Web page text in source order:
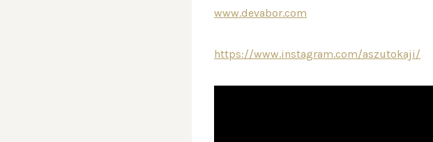
www.devabor.com
https://www.instagram.com/aszutokaji/